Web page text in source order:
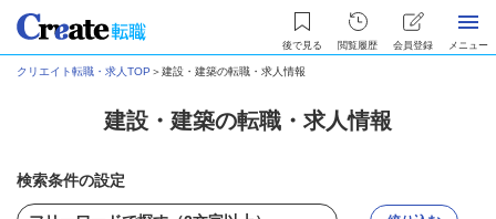
後で見る 閲覧履歴 会員登録 メニュー
クリエイト転職・求人TOP ＞建設・建築の転職・求人情報
建設・建築の転職・求人情報
検索条件の設定